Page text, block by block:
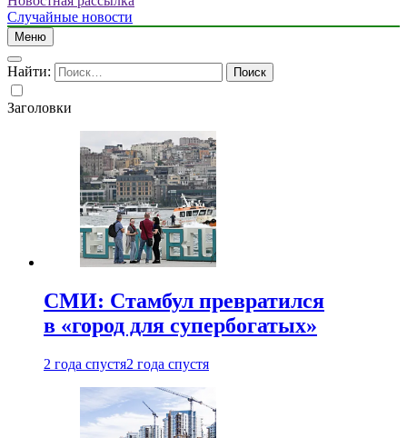
Случайные новости
Меню
Найти:
Заголовки
СМИ: Стамбул превратился
в «город для супербогатых»
2 года спустя2 года спустя